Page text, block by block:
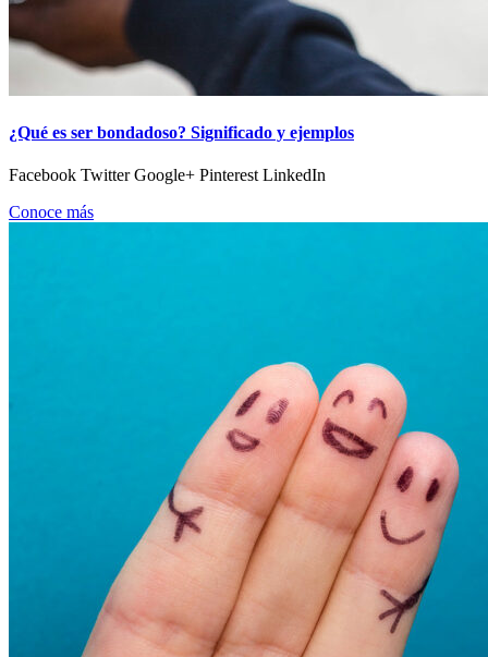
¿Qué es ser bondadoso? Significado y ejemplos
Facebook Twitter Google+ Pinterest LinkedIn
Conoce más